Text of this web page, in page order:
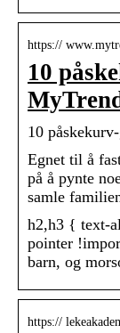
https://
10
10
Egnet til å
på å pynte
samle
h2,h3 { text-
pointer
barn, og
https://